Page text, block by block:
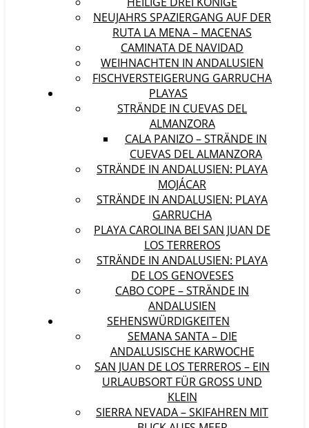
NEUJAHRS SPAZIERGANG AUF DER
RUTA LA MENA – MACENAS
CAMINATA DE NAVIDAD
WEIHNACHTEN IN ANDALUSIEN
FISCHVERSTEIGERUNG GARRUCHA
PLAYAS
STRÄNDE IN CUEVAS DEL
ALMANZORA
CALA PANIZO – STRÄNDE IN
CUEVAS DEL ALMANZORA
STRÄNDE IN ANDALUSIEN: PLAYA
MOJÁCAR
STRÄNDE IN ANDALUSIEN: PLAYA
GARRUCHA
PLAYA CAROLINA BEI SAN JUAN DE
LOS TERREROS
STRÄNDE IN ANDALUSIEN: PLAYA
DE LOS GENOVESES
CABO COPE – STRÄNDE IN
ANDALUSIEN
SEHENSWÜRDIGKEITEN
SEMANA SANTA – DIE
ANDALUSISCHE KARWOCHE
SAN JUAN DE LOS TERREROS – EIN
URLAUBSORT FÜR GROSS UND K
LEIN
SIERRA NEVADA – SKIFAHREN MIT